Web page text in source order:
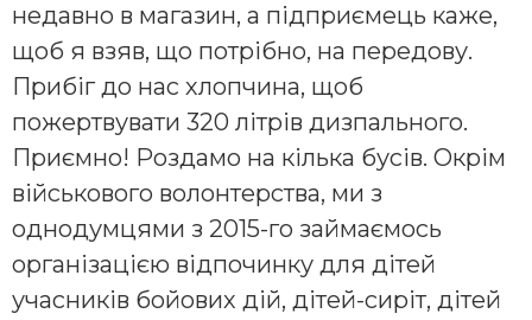
недавно в магазин, а підприємець каже,
щоб я взяв, що потрібно, на передову.
Прибіг до нас хлопчина, щоб
пожертвувати 320 літрів дизпального.
Приємно! Роздамо на кілька бусів. Окрім
військового волонтерства, ми з
однодумцями з 2015-го займаємось
організацією відпочинку для дітей
учасників бойових дій, дітей-сиріт, дітей